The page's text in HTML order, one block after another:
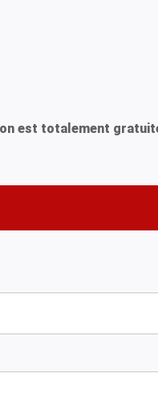
est totalement